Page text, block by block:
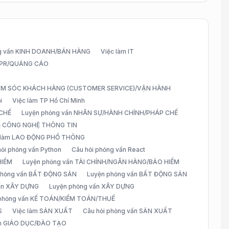
vấn KINH DOANH/BÁN HÀNG
Việc làm IT
QUẢNG CÁO
SÓC KHÁCH HÀNG (CUSTOMER SERVICE)/VẬN HÀNH
Việc làm TP Hồ Chí Minh
Luyện phỏng vấn NHÂN SỰ/HÀNH CHÍNH/PHÁP CHẾ
NGHỆ THÔNG TIN
LAO ĐỘNG PHỔ THÔNG
phỏng vấn Python
Câu hỏi phỏng vấn React
Luyện phỏng vấn TÀI CHÍNH/NGÂN HÀNG/BẢO HIỂM
vấn BẤT ĐỘNG SẢN
Luyện phỏng vấn BẤT ĐỘNG SẢN
XÂY DỰNG
Luyện phỏng vấn XÂY DỰNG
vấn KẾ TOÁN/KIỂM TOÁN/THUẾ
Việc làm SẢN XUẤT
Câu hỏi phỏng vấn SẢN XUẤT
GIÁO DỤC/ĐÀO TẠO